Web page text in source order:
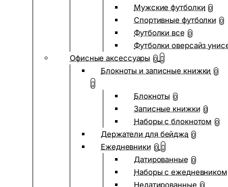
Мужские футболки 0
Спортивные футболки 0
Футболки все 0
Футболки оверсайз
Офисные аксессуары 0
Блокноты и записные книжки 0
Блокноты 0
Записные книжки 0
Наборы с блокнотом 0
Держатели для бейджа 0
Ежедневники 0
Датированные 0
Наборы с ежедневником
Недатированные 0